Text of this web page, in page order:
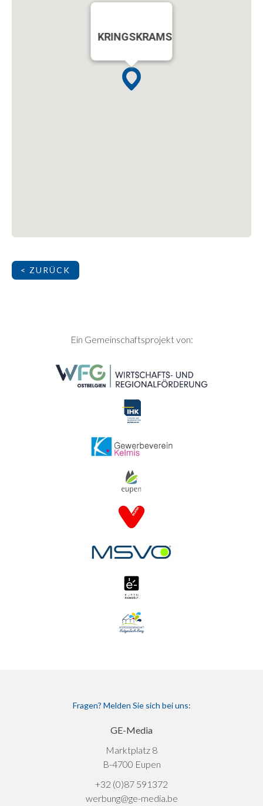
KRINGSKRAMS
< ZURÜCK
SEITENFUSSEin Gemeinschaftsprojekt von:
Fragen? Melden Sie sich bei uns:
GE-Media
Marktplatz 8
B-4700 Eupen
+32 (0)87 591372
werbung@ge-media.be